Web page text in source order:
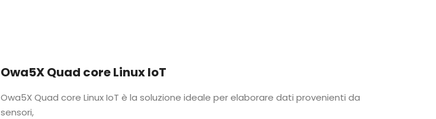
Owa5X Quad core Linux IoT
Owa5X Quad core Linux IoT è la soluzione ideale per elaborare dati provenienti da
sensori,